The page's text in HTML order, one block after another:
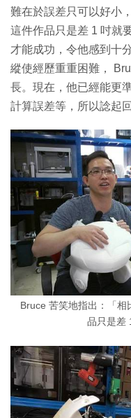
難在於誤差只可以好小
這件作品只是差 1 吋就
才能成功，令他感到十
縱使經歷重重困難，
長。現在，他已經能更
計算誤差等，所以諗起
Bruce 苦笑地指出：「
品只是差